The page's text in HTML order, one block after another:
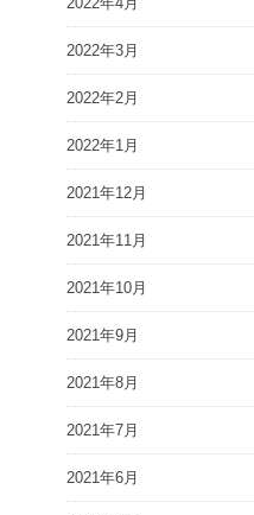
2022年3月
2022年2月
2022年1月
2021年12月
2021年11月
2021年10月
2021年9月
2021年8月
2021年7月
2021年6月